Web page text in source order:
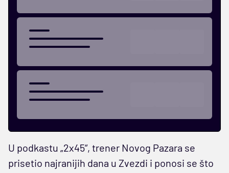
U podkastu „2x45“, trener Novog Pazara se
prisetio najranijih dana u Zvezdi i ponosi se što